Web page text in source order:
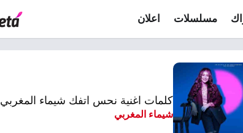
مسلسلات اعلان
كلمات اغنية نحس اتفك شيماء المغربي
شيماء المغربي